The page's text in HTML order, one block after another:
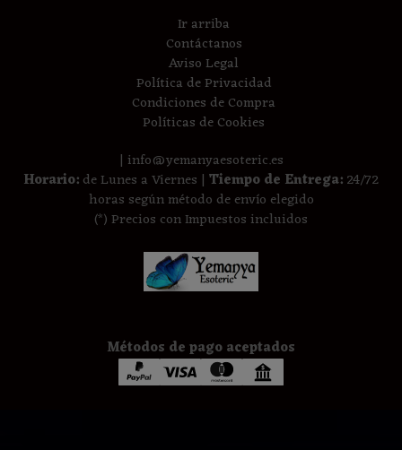
Ir arriba
Contáctanos
Aviso Legal
Política de Privacidad
Condiciones de Compra
Políticas de Cookies
| info@yemanyaesoteric.es
Horario:de Lunes a Viernes | Tiempo de Entrega:24/72
horas según método de envío elegido
(*) Precios con Impuestos incluidos
Métodos de pago aceptados